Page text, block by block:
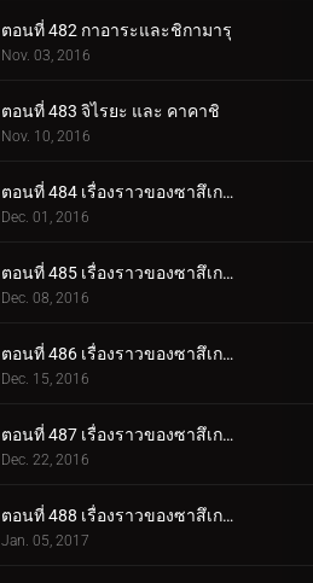
ตอนที่ 482 กาอาระและชิกามารุ
Nov. 03, 2016
ตอนที่ 483 จิไรยะ และ คาคาชิ
Nov. 10, 2016
ตอนที่ 484 เรื่องราวของซาสึเกะ ซันไรส์ ตอนที่ 1 มนุษย์ระเบิด
Dec. 01, 2016
ตอนที่ 485 เรื่องราวของซาสึเกะ พระอาทิตย์ขึ้น ตอนที่ 2: โคลอสเซียม
Dec. 08, 2016
ตอนที่ 486 เรื่องราวของซาสึเกะ พระอาทิตย์ขึ้น ตอนที่ 3 ฟูชิน
Dec. 15, 2016
ตอนที่ 487 เรื่องราวของซาสึเกะ พระอาทิตย์ขึ้น ตอนที่ 4: เคตสึริวกัน
Dec. 22, 2016
ตอนที่ 488 เรื่องราวของซาสึเกะ พระอาทิตย์ขึ้น ตอนที่ 5: สิ่งสุดท้าย
Jan. 05, 2017